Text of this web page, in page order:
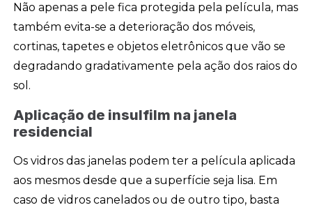
Não apenas a pele fica protegida pela película, mas
também evita-se a deterioração dos móveis,
cortinas, tapetes e objetos eletrônicos que vão se
degradando gradativamente pela ação dos raios do
sol.
Aplicação de insulfilm na janela
residencial
Os vidros das janelas podem ter a película aplicada
aos mesmos desde que a superfície seja lisa. Em
caso de vidros canelados ou de outro tipo, basta